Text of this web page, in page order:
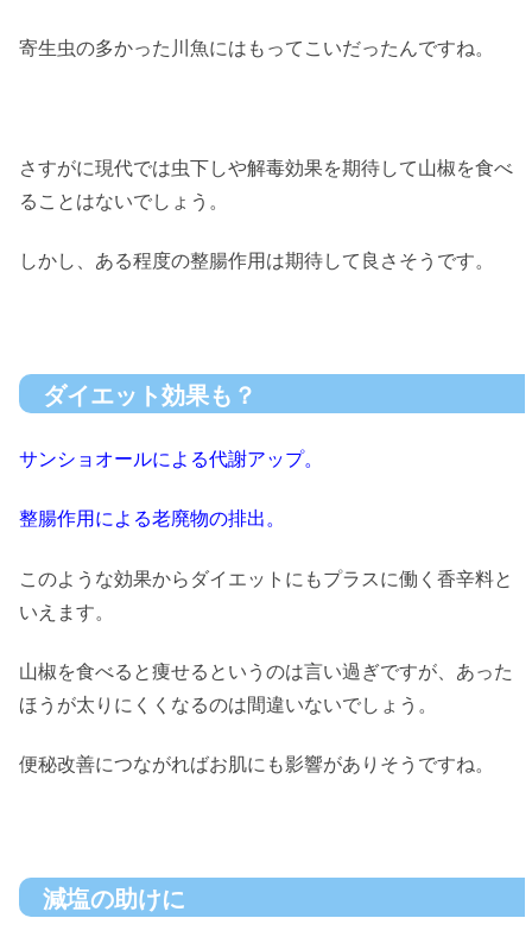
寄生虫の多かった川魚にはもってこいだったんですね。
さすがに現代では虫下しや解毒効果を期待して山椒を食べ
ることはないでしょう。
しかし、ある程度の整腸作用は期待して良さそうです。
ダイエット効果も？
サンショオールによる代謝アップ。
整腸作用による老廃物の排出。
このような効果からダイエットにもプラスに働く香辛料と
いえます。
山椒を食べると痩せるというのは言い過ぎですが、あった
ほうが太りにくくなるのは間違いないでしょう。
便秘改善につながればお肌にも影響がありそうですね。
減塩の助けに